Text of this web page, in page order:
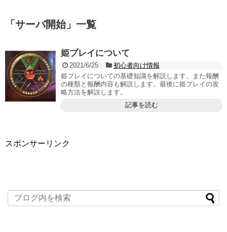
「 サーバ開始」 一覧
姫プレイについて
2021/6/25
初心者向け情報
姫プレイについての基礎知識を解説します。また報酬
の種類と報酬内容も解説します。最後に姫プレイの攻
略方法を解説します。
記事を読む
スポンサーリンク